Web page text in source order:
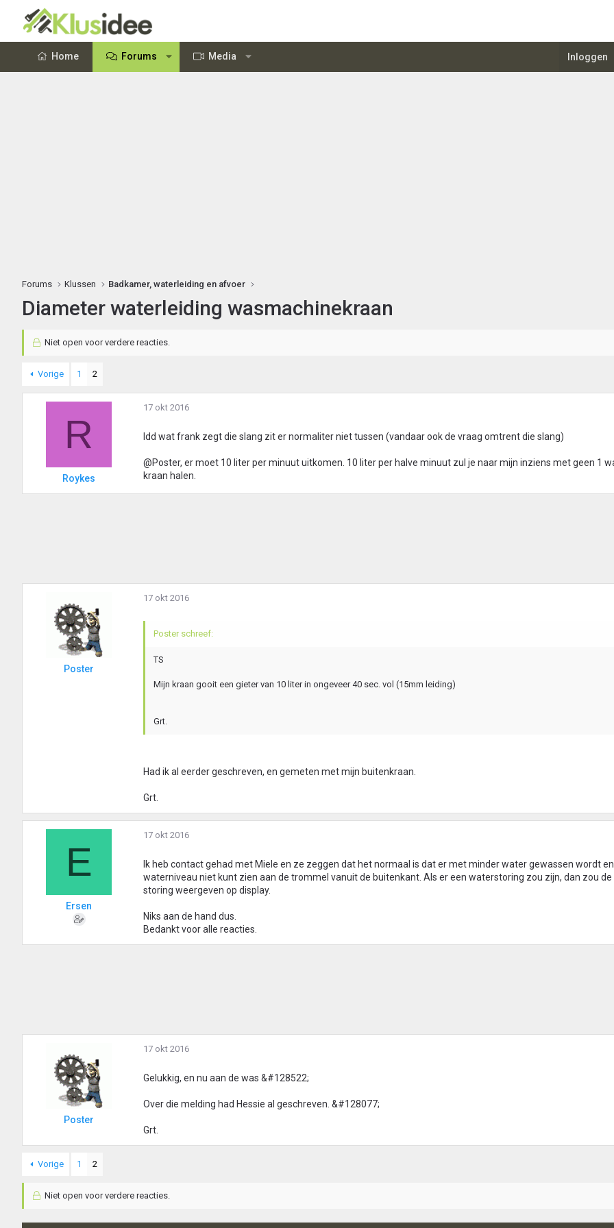
Home Forums Media Inloggen
Forums Klussen Badkamer, waterleiding en afvoer
Diameter waterleiding wasmachinekraan
Niet open voor verdere reacties.
Vorige 1 2
R
Roykes
17 okt 2016
Idd wat frank zegt die slang zit er normaliter niet tussen (vandaar ook de vraag omtrent die slang)
@Poster, er moet 10 liter per minuut uitkomen. 10 liter per halve minuut zul je naar mijn inziens met geen 1
kraan halen.
Poster
17 okt 2016
Poster schreef:
TS
Mijn kraan gooit een gieter van 10 liter in ongeveer 40 sec. vol (15mm leiding)
Grt.
Had ik al eerder geschreven, en gemeten met mijn buitenkraan.
Grt.
E
Ersen
17 okt 2016
Ik heb contact gehad met Miele en ze zeggen dat het normaal is dat er met minder water gewassen wordt
waterniveau niet kunt zien aan de trommel vanuit de buitenkant. Als er een waterstoring zou zijn, dan zou
storing weergeven op display.
Niks aan de hand dus.
Bedankt voor alle reacties.
Poster
17 okt 2016
Gelukkig, en nu aan de was &#128522;
Over die melding had Hessie al geschreven. &#128077;
Grt.
Vorige 1 2
Niet open voor verdere reacties.